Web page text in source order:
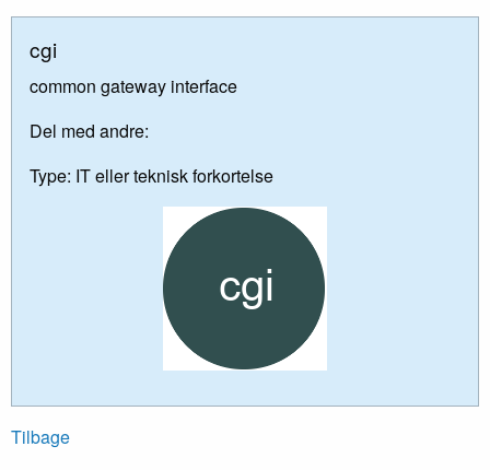
cgi
common gateway interface
Del med andre:
Type: IT eller teknisk forkortelse
Tilbage